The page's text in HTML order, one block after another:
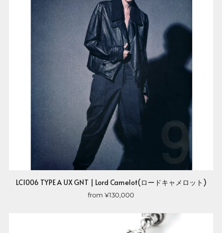
LC1006 TYPE A UX GNT | Lord Camelot(ロードキャメロット)
from ¥130,000